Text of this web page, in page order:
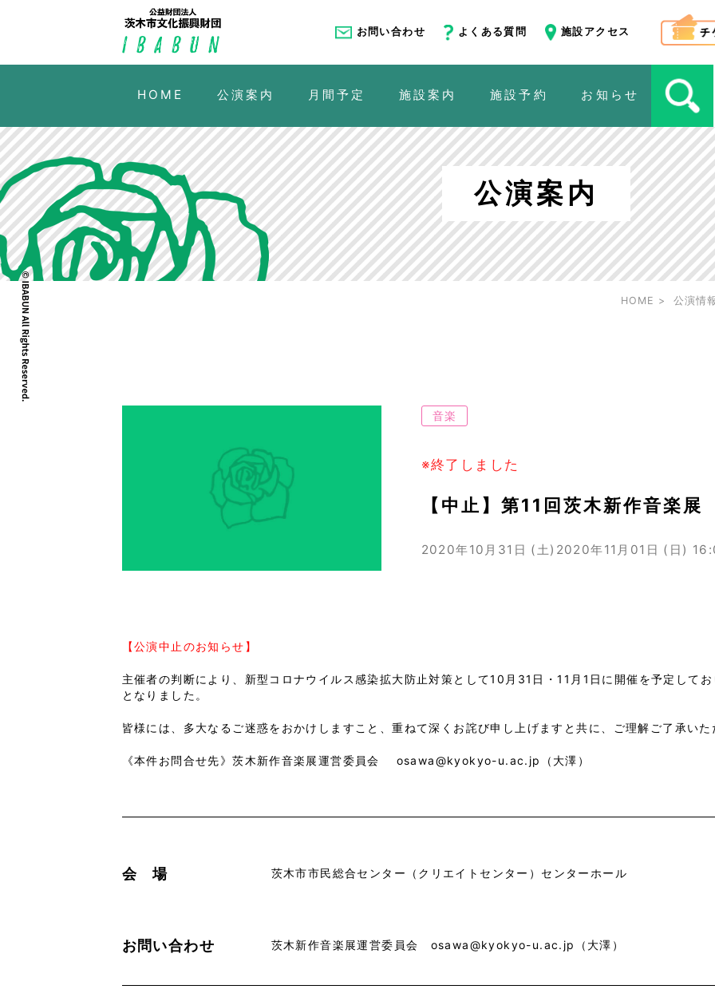
お問い合わせ よくある質問 施設アクセス
HOME 公演案内 月間予定 施設案内 施設予約 お知らせ
公演案内
HOME 公演情
音楽
※終了しました
【中止】第11回茨木新作音楽展
2020年10月31日 (土) 2020年11月01日 (日)
【公演中止のお知らせ】
主催者の判断により、新型コロナウイルス感染拡大防止対策として10月31日・11月1日に開催を予定して
となりました。
皆様には、多大なるご迷惑をおかけしますこと、重ねて深くお詫び申し上げますと共に、ご理解ご了承いた
《本件お問合せ先》茨木新作音楽展運営委員会 osawa@kyokyo-u.ac.jp（大澤）
会 場 茨木市市民総合センター（クリエイトセンター）センターホール
お問い合わせ 茨木新作音楽展運営委員会 osawa@kyokyo-u.ac.jp（大澤）